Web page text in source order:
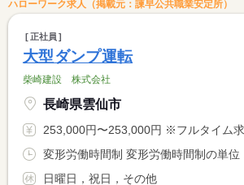
ハローワーク求人（掲載元：諫早公共職業安定所）
正社員
大型ダンプ運転
柴崎建設 株式会社
長崎県雲仙市
253,000円〜253,000円 ※フルタイム求人の場合は月額（換算額）、パート求人の場
日曜日，祝日，その他